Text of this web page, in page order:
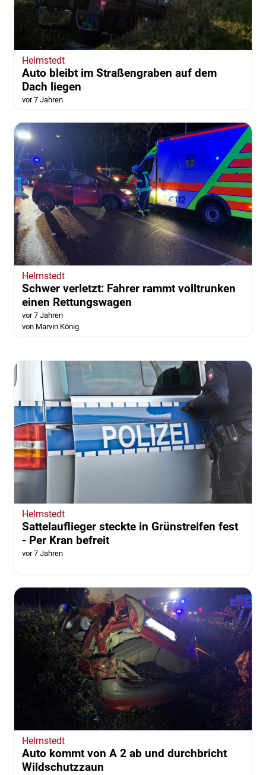
Helmstedt
Auto bleibt im Straßengraben auf dem
Dach liegen
vor 7 Jahren
Helmstedt
Schwer verletzt: Fahrer rammt volltrunken
einen Rettungswagen
vor 7 Jahren
von Marvin König
Helmstedt
Sattelauflieger steckte in Grünstreifen fest
- Per Kran befreit
vor 7 Jahren
Helmstedt
Auto kommt von A 2 ab und durchbricht
Wildschutzzaun